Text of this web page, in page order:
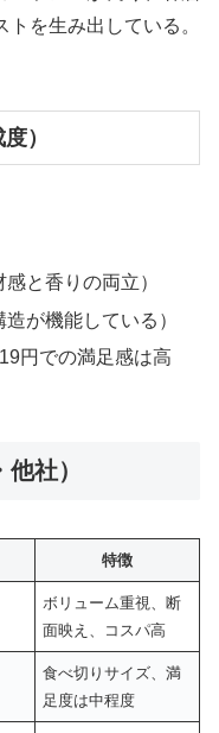
を生み出している。
）
香りの両立）
機能している）
での満足感は高
社）
特徴
ボリューム重視、断
面映え、コスパ高
食べ切りサイズ、満
足度は中程度